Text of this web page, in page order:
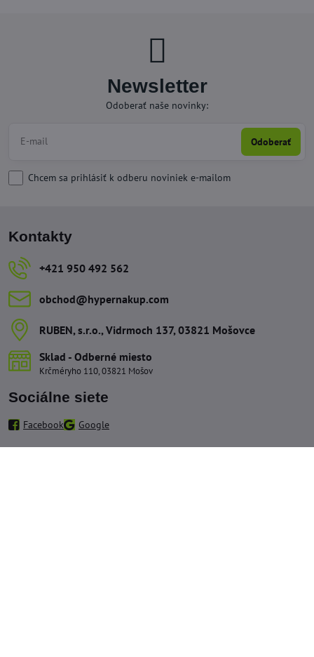
Newsletter
Odoberať naše novinky:
Odoberať
Chcem sa prihlásiť k odberu noviniek e-mailom
Kontakty
+421 950 492 562
obchod​@hypernakup​.com
RUBEN, s​.r​.o​., Vidrmoch 137, 03821 Mošovce
Sklad - Odberné miesto
Krčméryho 110, 03821 Mošov
Sociálne siete
Facebook Google